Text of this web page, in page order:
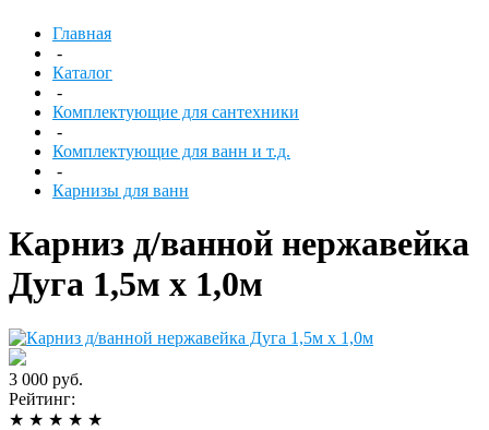
Главная
-
Каталог
-
Комплектующие для сантехники
-
Комплектующие для ванн и т.д.
-
Карнизы для ванн
Карниз д/ванной нержавейка
Дуга 1,5м х 1,0м
3 000 руб.
Рейтинг:
★ ★ ★ ★ ★